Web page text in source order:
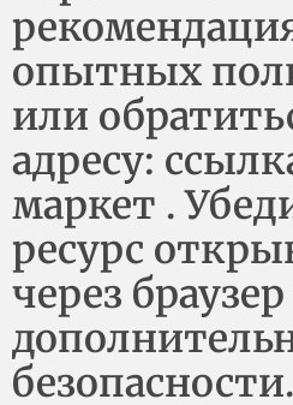
опытных
или
адресу:
маркет .
ресурс
через